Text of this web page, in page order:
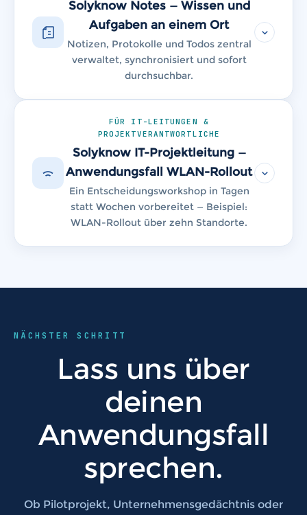
Solyknow Notes — Wissen und
Aufgaben an einem Ort
Notizen, Protokolle und Todos zentral
verwaltet, synchronisiert und sofort
durchsuchbar.
FÜR IT-LEITUNGEN &
PROJEKTVERANTWORTLICHE
Solyknow IT-Projektleitung —
Anwendungsfall WLAN-Rollout
Ein Entscheidungsworkshop in Tagen
statt Wochen vorbereitet — Beispiel:
WLAN-Rollout über zehn Standorte.
NÄCHSTER SCHRITT
Lass uns über
deinen
Anwendungsfall
sprechen.
Ob Pilotprojekt, Unternehmensgedächtnis oder